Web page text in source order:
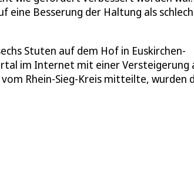
eine Besserung der Haltung als
Stuten auf dem Hof in Euskirchen-
im Internet mit einer Versteigerung
Rhein-Sieg-Kreis mitteilte, wurden